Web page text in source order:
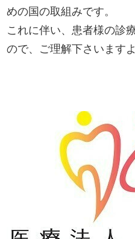
富歯会について
職員採用
めの国の取組みです。
これに伴い、患者様の診
ので、ご理解下さいます